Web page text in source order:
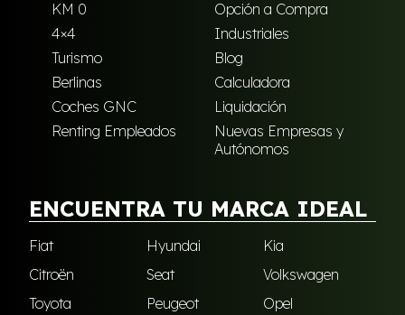
KM 0
Opción a Compra
4×4
Industriales
Turismo
Blog
Berlinas
Calculadora
Coches GNC
Liquidación
Renting Empleados
Nuevas Empresas y
Autónomos
ENCUENTRA TU MARCA IDEAL
Fiat Hyundai
Kia
Citroën
Seat
Volkswagen
Toyota
Peugeot
Opel